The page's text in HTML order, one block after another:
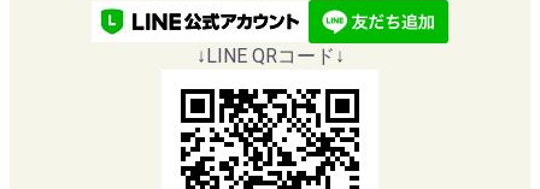
↓LINE QRコード↓